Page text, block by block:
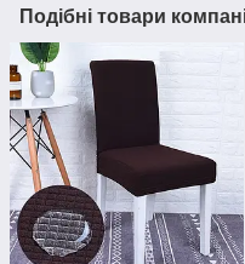
Подібні товари